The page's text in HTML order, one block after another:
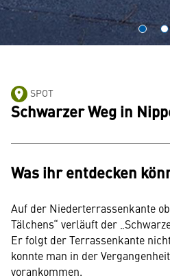
SPOT
Schwarzer Weg in
Was ihr entdecken
Auf der Niederterrassenkante
Tälchens“ verläuft der
Er folgt der Terrassenkante
konnte man in der
vorankommen.